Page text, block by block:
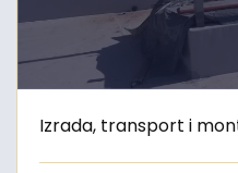
Izrada, transport i